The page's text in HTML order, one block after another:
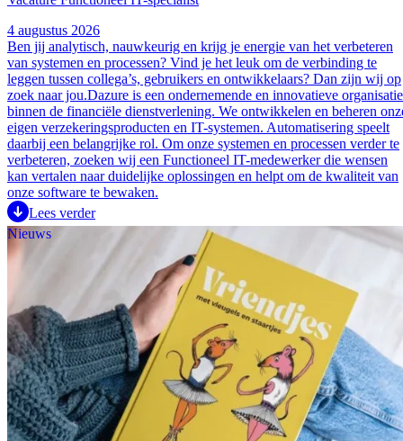
4 augustus 2026
Ben jij analytisch, nauwkeurig en krijg je energie van het verbeteren
van systemen en processen? Vind je het leuk om de verbinding te
leggen tussen collega’s, gebruikers en ontwikkelaars? Dan zijn wij op
zoek naar jou.Dazure is een ondernemende en innovatieve organisatie
binnen de financiële dienstverlening. We ontwikkelen en beheren
eigen verzekeringsproducten en IT-systemen. Automatisering speelt
daarbij een belangrijke rol. Om onze systemen en processen verder te
verbeteren, zoeken wij een Functioneel IT-medewerker die wensen
kan vertalen naar duidelijke oplossingen en helpt om de kwaliteit van
onze software te bewaken.
Lees verder
Nieuws